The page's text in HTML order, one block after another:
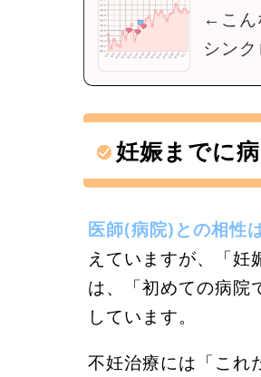
←こん
シン
妊娠までに
医師(病院)との相性
えていますが、「妊
は、「初めての病院
しています。
不妊治療には「これ